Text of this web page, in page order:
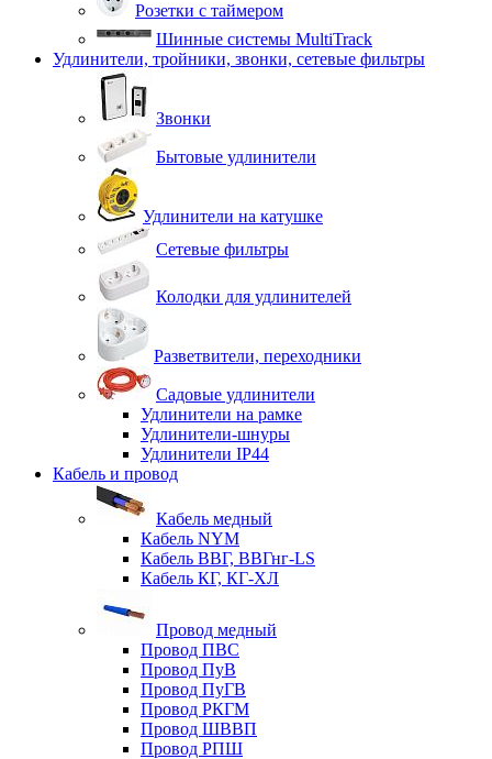
Розетки с таймером
Шинные системы MultiTrack
Удлинители, тройники, звонки, сетевые фильтры
Звонки
Бытовые удлинители
Удлинители на катушке
Сетевые фильтры
Колодки для удлинителей
Разветвители, переходники
Садовые удлинители
Удлинители на рамке
Удлинители-шнуры
Удлинители IP44
Кабель и провод
Кабель медный
Кабель NYM
Кабель ВВГ, ВВГнг-LS
Кабель КГ, КГ-ХЛ
Провод медный
Провод ПВС
Провод ПуВ
Провод ПуГВ
Провод РКГМ
Провод ШВВП
Провод РПШ